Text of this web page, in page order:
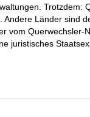
Trotzdem:
Länder sind
vom Querwechsler-
juristisches